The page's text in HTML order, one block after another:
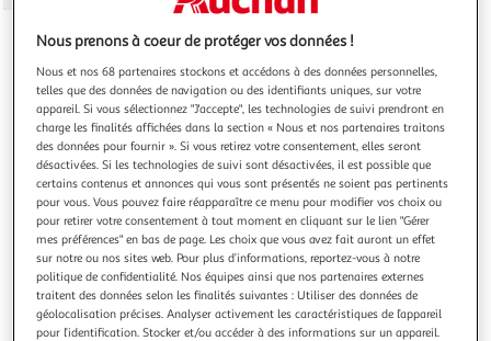
CLAIREFONTAINE
Cahier Koverbook Blush - 24 x 32cm - 96 pages -
Petits carreaux
Nous prenons à coeur de protéger vos données !
Nous et nos 68 partenaires stockons et accédons à des données personnelles,
telles que des données de navigation ou des identifiants uniques, sur votre
appareil. Si vous sélectionnez "J'accepte", les technologies de suivi prendront en
charge les finalités affichées dans la section « Nous et nos partenaires traitons
des données pour fournir ». Si vous retirez votre consentement, elles seront
désactivées. Si les technologies de suivi sont désactivées, il est possible que
certains contenus et annonces qui vous sont présentés ne soient pas pertinents
pour vous. Vous pouvez faire réapparaître ce menu pour modifier vos choix ou
pour retirer votre consentement à tout moment en cliquant sur le lien "Gérer
mes préférences" en bas de page. Les choix que vous avez fait auront un effet
sur notre ou nos sites web. Pour plus d’informations, reportez-vous à notre
politique de confidentialité. Nos équipes ainsi que nos partenaires externes
traitent des données selon les finalités suivantes : Utiliser des données de
géolocalisation précises. Analyser activement les caractéristiques de l’appareil
pour l’identification. Stocker et/ou accéder à des informations sur un appareil.